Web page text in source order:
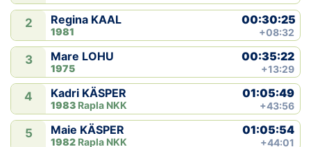
2 Regina KAAL
1981
00:30:25
+08:32
3 Mare LOHU
1975
00:35:22
+13:29
4 Kadri KÄSPER
1983 Rapla NKK
01:05:49
+43:56
5 Maie KÄSPER
1982 Rapla NKK
01:05:54
+44:01